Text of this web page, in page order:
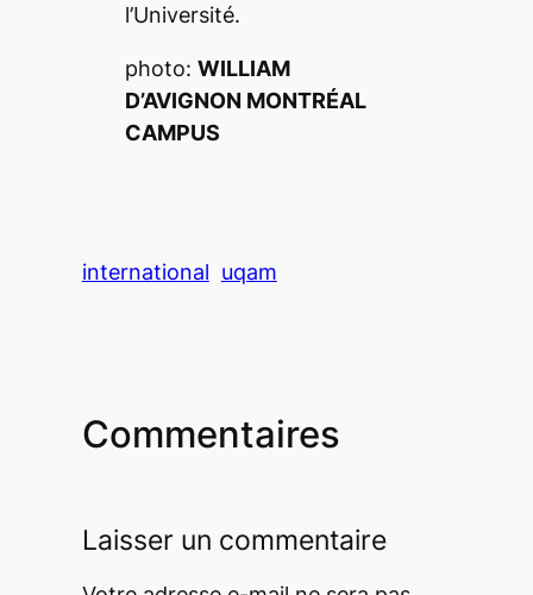
l’Université.
photo: WILLIAM
D’AVIGNON MONTRÉAL
CAMPUS
international uqam
Commentaires
Laisser un commentaire